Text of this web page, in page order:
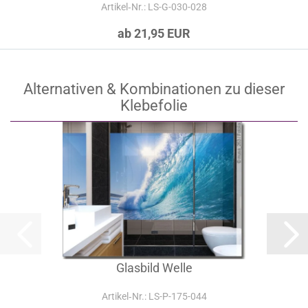
Artikel‑Nr.: LS-G-030-028
ab 21,95 EUR
Alternativen & Kombinationen zu dieser
Klebefolie
Glasbild Welle
Artikel‑Nr.: LS-P-175-044